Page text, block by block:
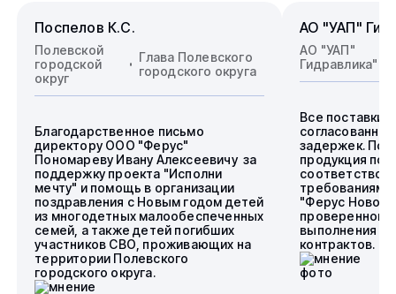
Поспелов К.С.
Полевской
городской
округ
Глава Полевского
городского округа
Благодарственное письмо
директору ООО "Ферус"
Пономареву Ивану Алексеевичу за
поддержку проекта "Исполни
мечту" и помощь в организации
поздравления с Новым годом детей
из многодетных малообеспеченных
семей, а также детей погибших
участников СВО, проживающих на
территории Полевского
городского округа.
АО "УАП"
АО "УАП"
Гидравлика"
Все поставки
задержек.
продукция
требованиям.
"Ферус
проверенного
выполнения
контрактов.